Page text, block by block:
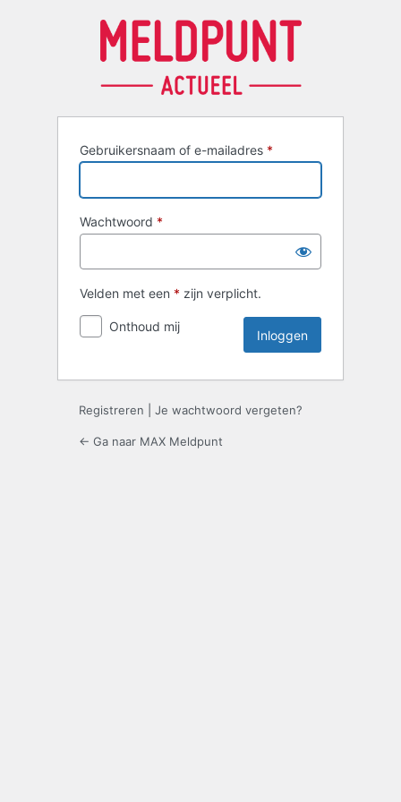
Gebruikersnaam of e-mailadres *
Wachtwoord *
Velden met een * zijn verplicht.
Onthoud mij
Registreren Je wachtwoord vergeten?
← Ga naar MAX Meldpunt